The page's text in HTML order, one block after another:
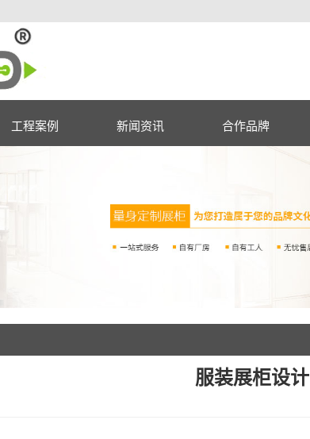
工程案例 新闻资讯 合作品牌
服装展柜设计